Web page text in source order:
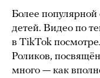
Более
детей. Видео по
в TikTok
Роликов,
много — как